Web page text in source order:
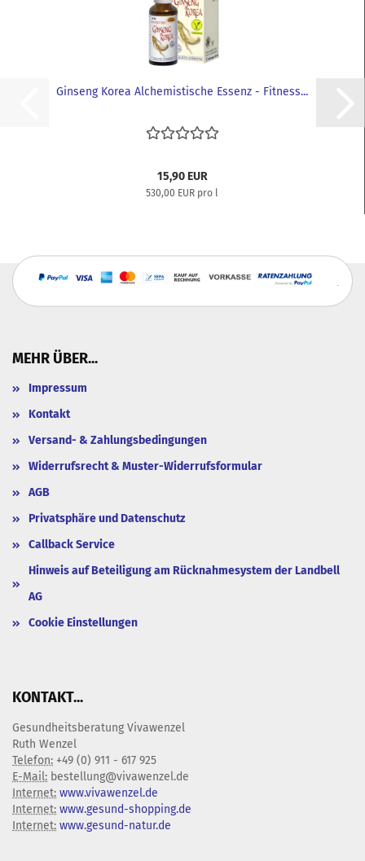
Ginseng Korea Alchemistische Essenz - Fitness...
15,90 EUR
530,00 EUR pro l
MEHR ÜBER...
Impressum
Kontakt
Versand- & Zahlungsbedingungen
Widerrufsrecht & Muster-Widerrufsformular
AGB
Privatsphäre und Datenschutz
Callback Service
Hinweis auf Beteiligung am Rücknahmesystem der Landbell
AG
Cookie Einstellungen
KONTAKT...
Gesundheitsberatung Vivawenzel
Ruth Wenzel
Telefon: +49 (0) 911 - 617 925
E-Mail: bestellung@vivawenzel.de
Internet: www.vivawenzel.de
Internet: www.gesund-shopping.de
Internet: www.gesund-natur.de